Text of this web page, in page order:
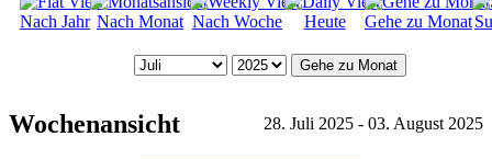
Nach Jahr Nach Monat Nach Woche Heute Gehe zu Monat
Gehe zu Monat
Wochenansicht 28. Juli 2025 - 03. August 2025